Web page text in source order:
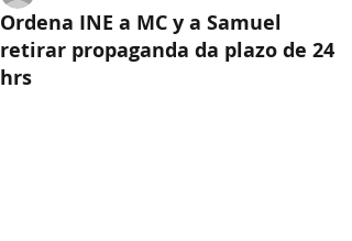
Ordena INE a MC y a Samuel
retirar propaganda da plazo de 24
hrs